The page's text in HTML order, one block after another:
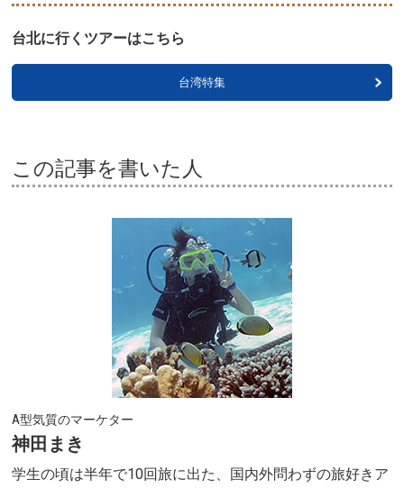
台北に行くツアーはこちら
台湾特集
この記事を書いた人
A型気質のマーケター
神田まき
学生の頃は半年で10回旅に出た、国内外問わずの旅好きア